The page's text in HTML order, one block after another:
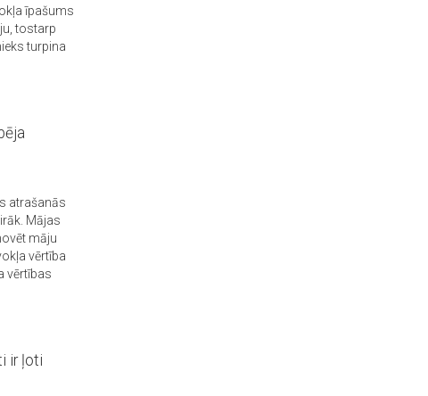
īpašums
tostarp
turpina
atrašanās
Mājas
māju
vērtība
vērtības
ir ļoti